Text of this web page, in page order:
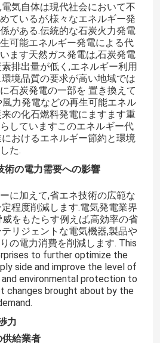
て
さい
気自体は現代社会において不
ているが,様々なエネルギー発
がある.伝統的な石炭火力発電
可能エネルギー発電による代
ます天然ガス発電は,石炭発電
排出量が低く,エネルギー利用
境品質の要求が高い地域では
石炭発電の一部を 置き換えて
力発電などの再生可能エネル
の化石燃料発電にますます重
していますこのエネルギー代
おけるエネルギー節約と環境
た.
術の電力需要への影響
に加えて,省エネ技術の広範な
程度削減します.電気発電業界
をもたらす例えば,高効率の省
リジェントな電気機器,製品や
の電力消費を削減します. This
to further optimize the
side and improve the level of
environmental protection to
changes brought about by the
力
給業者